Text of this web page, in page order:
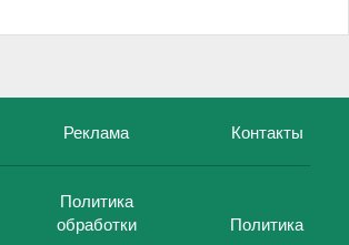
Реклама Контакты
Политика
обработки
Политика